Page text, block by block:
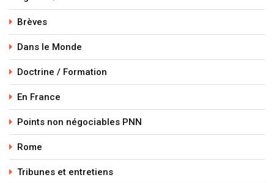
Brèves
Dans le Monde
Doctrine / Formation
En France
Points non négociables PNN
Rome
Tribunes et entretiens